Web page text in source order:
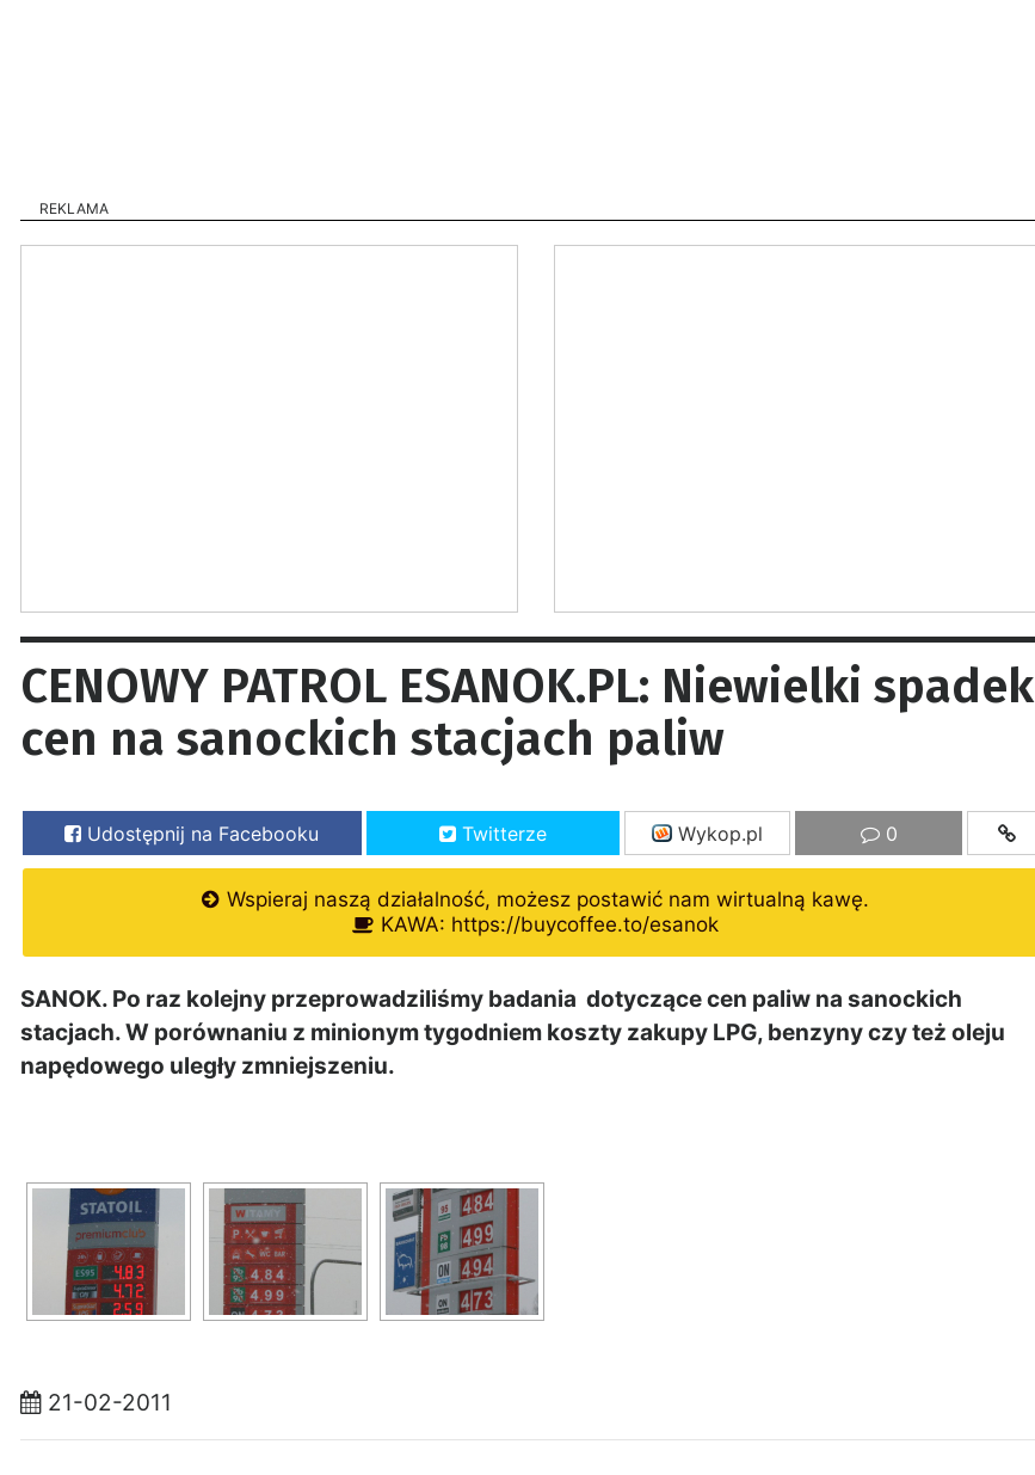
REKLAMA
CENOWY PATROL ESANOK.PL: Niewielki spadek
cen na sanockich stacjach paliw
Udostępnij na Facebooku Twitterze Wykop.pl 0
Wspieraj naszą działalność, możesz postawić nam wirtualną kawę.
KAWA: https://buycoffee.to/esanok
SANOK. Po raz kolejny przeprowadziliśmy badania dotyczące cen paliw na sanockich
stacjach. W porównaniu z minionym tygodniem koszty zakupy LPG, benzyny czy też oleju
napędowego uległy zmniejszeniu.
21-02-2011